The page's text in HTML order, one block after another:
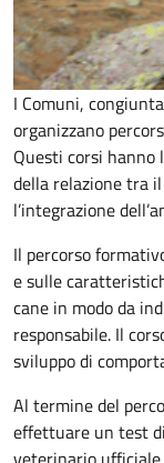
I Comuni,
organizzano
Questi corsi
della relazione tra
l’integrazione
Il percorso
e sulle
cane in modo da
responsabile. Il
sviluppo di
Al termine del
effettuare un test